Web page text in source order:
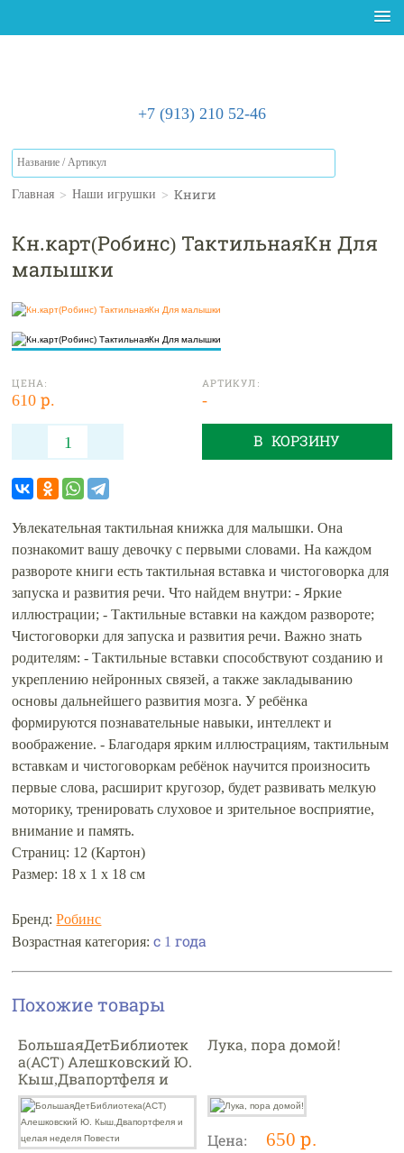
+7 (913) 210 52-46
Главная > Наши игрушки > Книги
Кн.карт(Робинс) ТактильнаяКн Для
малышки
ЦЕНА:
610 р.
АРТИКУЛ:
-
В КОРЗИНУ
Увлекательная тактильная книжка для малышки. Она
познакомит вашу девочку с первыми словами. На каждом
развороте книги есть тактильная вставка и чистоговорка для
запуска и развития речи. Что найдем внутри: - Яркие
иллюстрации; - Тактильные вставки на каждом развороте;
Чистоговорки для запуска и развития речи. Важно знать
родителям: - Тактильные вставки способствуют созданию и
укреплению нейронных связей, а также закладыванию
основы дальнейшего развития мозга. У ребёнка
формируются познавательные навыки, интеллект и
воображение. - Благодаря ярким иллюстрациям, тактильным
вставкам и чистоговоркам ребёнок научится произносить
первые слова, расширит кругозор, будет развивать мелкую
моторику, тренировать слуховое и зрительное восприятие,
внимание и память.
Страниц: 12 (Картон)
Размер: 18 х 1 х 18 см
Бренд:Робинс
Возрастная категория:с 1 года
Похожие товары
БольшаяДетБиблиотек
а(АСТ) Алешковский Ю.
Кыш,Двапортфеля и
целая неделя Повести
Лука, пора домой!
Цена: 650 р.